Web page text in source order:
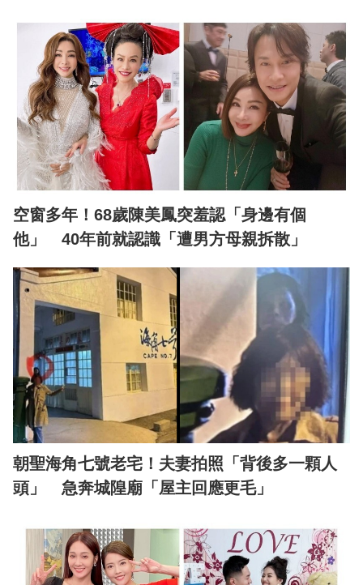
空窗多年！68歲陳美鳳突羞認「身邊有個
他」 40年前就認識「遭男方母親拆散」
朝聖海角七號老宅！夫妻拍照「背後多一顆人
頭」 急奔城隍廟「屋主回應更毛」